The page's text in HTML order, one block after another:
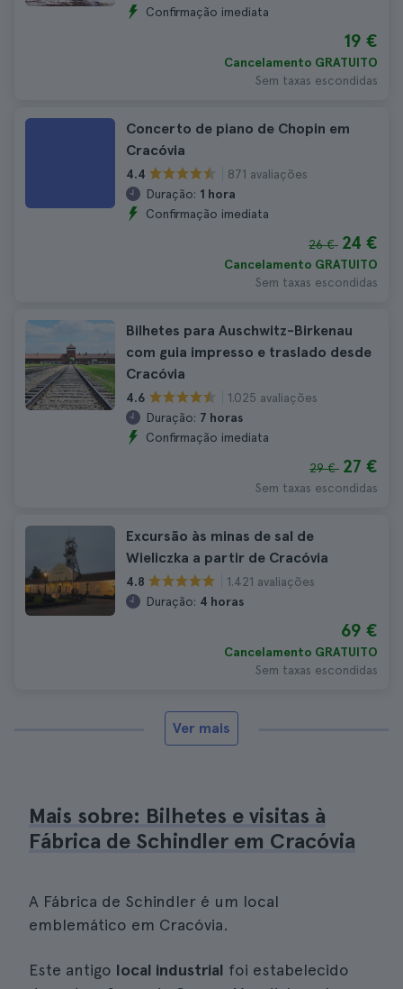
Confirmação imediata
19 €
Cancelamento GRATUITO
Sem taxas escondidas
Concerto de piano de Chopin em
Cracóvia
4.4
871 avaliações
Duração: 1 hora
Confirmação imediata
26 € 24 €
Cancelamento GRATUITO
Sem taxas escondidas
Bilhetes para Auschwitz-Birkenau
com guia impresso e traslado desde
Cracóvia
4.6
1.025 avaliações
Duração: 7 horas
Confirmação imediata
29 € 27 €
Sem taxas escondidas
Excursão às minas de sal de
Wieliczka a partir de Cracóvia
4.8
1.421 avaliações
Duração: 4 horas
69 €
Cancelamento GRATUITO
Sem taxas escondidas
Ver mais
Mais sobre: Bilhetes e visitas à
Fábrica de Schindler em Cracóvia
A Fábrica de Schindler é um local
emblemático em Cracóvia.
Este antigo local industrial foi estabelecido